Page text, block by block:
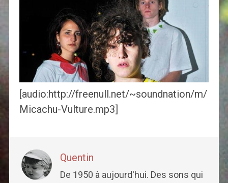
[audio:http://freenull.net/~soundnation/m/
Micachu-Vulture.mp3]
Quentin
De 1950 à aujourd'hui. Des sons qui